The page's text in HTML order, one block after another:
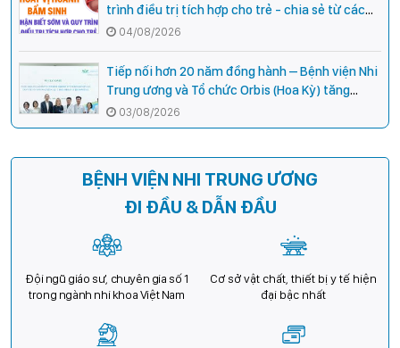
trình điều trị tích hợp cho trẻ - chia sẻ từ các
chuyên gia hàng đầu của Bệnh Viện Nhi Trung
04/08/2026
Tiếp nối hơn 20 năm đồng hành – Bệnh viện Nhi
Trung ương và Tổ chức Orbis (Hoa Kỳ) tăng
cường hợp tác, mở rộng cơ hội bảo vệ thị lực
cho trẻ em Việt Nam
03/08/2026
BỆNH VIỆN NHI TRUNG ƯƠNG
ĐI ĐẦU & DẪN ĐẦU
Đội ngũ giáo sư, chuyên gia số 1
trong ngành nhi khoa Việt Nam
Cơ sở vật chất, thiết bị y tế hiện
đại bậc nhất